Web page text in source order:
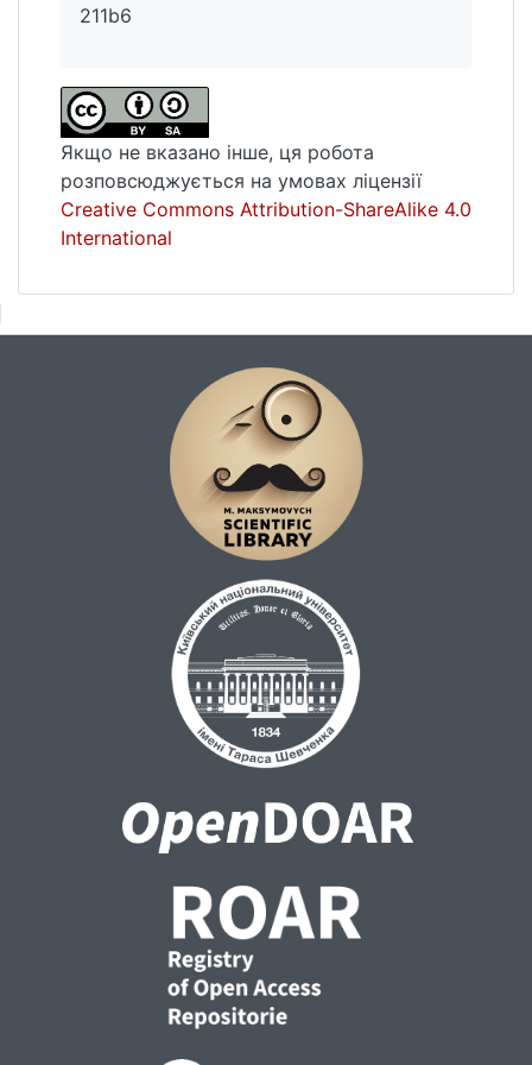
211b6
Якщо не вказано інше, ця робота
розповсюджується на умовах ліцензії
Creative Commons Attribution-ShareAlike 4.0
International